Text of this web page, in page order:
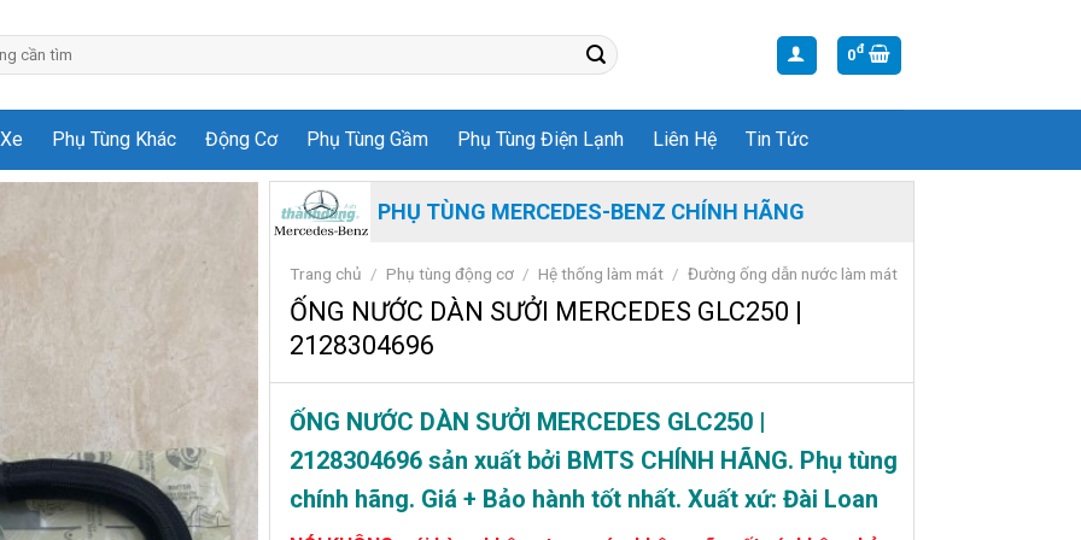
0đ
Phụ Tùng Khác Động Cơ Phụ Tùng Gầm Phụ Tùng Điện Lạnh Liên Hệ Tin Tức
PHỤ TÙNG MERCEDES-BENZ CHÍNH HÃNG
Trang chủ / Phụ tùng động cơ / Hệ thống làm mát / Đường ống dẫn nước làm mát
ỐNG NƯỚC DÀN SƯỞI MERCEDES GLC250 |
2128304696
ỐNG NƯỚC DÀN SƯỞI MERCEDES GLC250 |
2128304696 sản xuất bởi BMTS CHÍNH HÃNG. Phụ tùng
chính hãng. Giá + Bảo hành tốt nhất. Xuất xứ: Đài Loan